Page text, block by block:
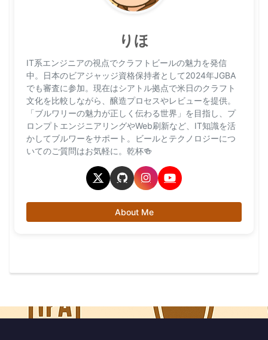
りほ
IT系エンジニアの視点でクラフトビールの魅力を発信
中。日本のビアジャッジ資格保持者として2024年JGBA
でも審査に参加。現在はシアトル拠点で米日のクラフト
文化を比較しながら、醸造プロセスやレビューを提供。
「ブルワリーの魅力が正しく伝わる世界」を目指し、プ
ロンプトエンジニアリングやWeb刷新など、IT知識を活
かしてブルワーをサポート。ビールとテクノロジーにつ
いてのご質問はお気軽に。乾杯🍻
About Me